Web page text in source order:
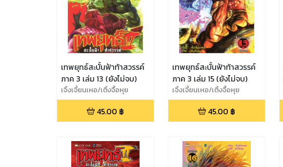
เทพยุทธ์สะบั้นฟ้าท้าสวรรค์
ภาค 3 เล่ม 13 (ยังไม่จบ)
เจิ้งเจี้ยนเหอ/เติ้งจื้อหุย
45.00 ฿
เทพยุทธ์สะบั้นฟ้าท้าสวรรค์
ภาค 3 เล่ม 15 (ยังไม่จบ)
เจิ้งเจี้ยนเหอ/เติ้งจื้อหุย
45.00 ฿